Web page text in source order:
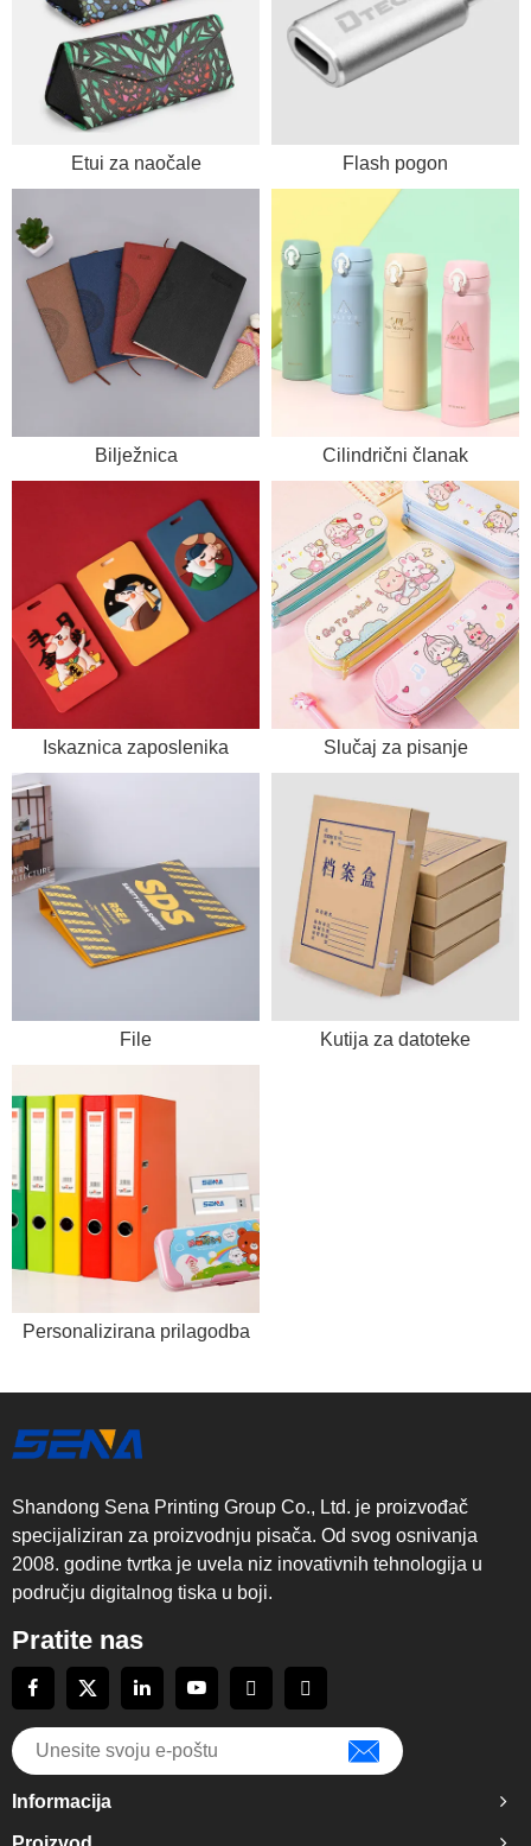
Etui za naočale Flash pogon
Bilježnica Cilindrični članak
Iskaznica zaposlenika Slučaj za pisanje
File Kutija za datoteke
Personalizirana prilagodba
Shandong Sena Printing Group Co., Ltd. je proizvođač
specijaliziran za proizvodnju pisača. Od svog osnivanja
2008. godine tvrtka je uvela niz inovativnih tehnologija u
području digitalnog tiska u boji.
Pratite nas
Informacija